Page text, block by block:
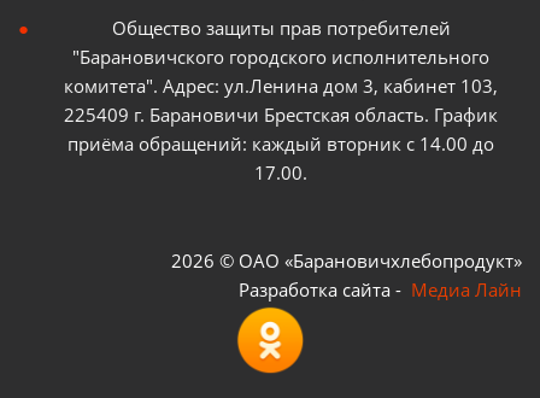
Общество защиты прав потребителей
"Барановичского городского исполнительного
комитета". Адрес: ул.Ленина дом 3, кабинет 103,
225409 г. Барановичи Брестская область. График
приёма обращений: каждый вторник с 14.00 до
17.00.
2026 © ОАО «Барановичхлебопродукт»
Разработка сайта - Медиа Лайн